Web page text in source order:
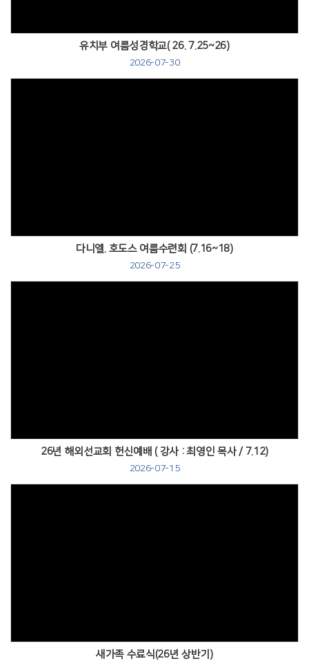
유치부 여름성경학교( 26. 7.25~26)
2026-07-30
다니엘. 호도스 여름수련회 (7.16~18)
2026-07-25
26년 해외선교회 헌신예배 ( 강사 : 최영인 목사 / 7.12)
2026-07-15
새가족 수료식(26년 상반기)